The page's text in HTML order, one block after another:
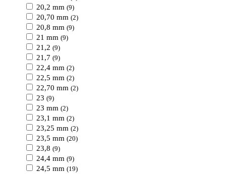
20,2 mm (9)
20,70 mm (2)
20,8 mm (9)
21 mm (9)
21,2 (9)
21,7 (9)
22,4 mm (2)
22,5 mm (2)
22,70 mm (2)
23 (9)
23 mm (2)
23,1 mm (2)
23,25 mm (2)
23,5 mm (20)
23,8 (9)
24,4 mm (9)
24,5 mm (19)